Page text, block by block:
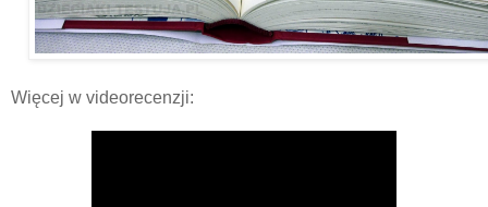
Więcej w videorecenzji: